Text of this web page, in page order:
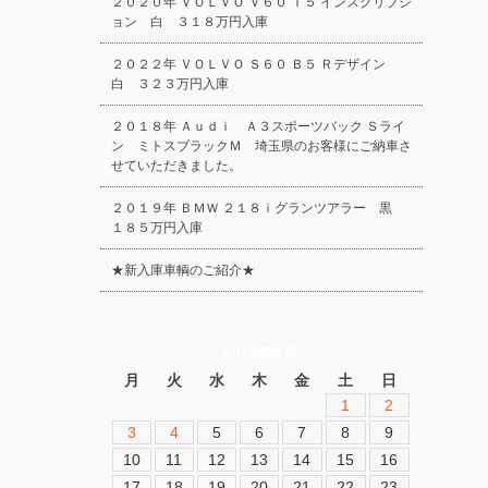
ョン 白 ３１８万円入庫
２０２２年 ＶＯＬＶＯ Ｓ６０ Ｂ５ Ｒデザイン
白 ３２３万円入庫
２０１８年 Ａｕｄｉ Ａ３スポーツバック Ｓライ
ン ミトスブラックＭ 埼玉県のお客様にご納車さ
せていただきました。
２０１９年 ＢＭＷ ２１８ｉグランツアラー 黒
１８５万円入庫
★新入庫車輌のご紹介★
月
火 水 木 金 土
日
1
2
3
4 5 6 7 8
9
10
11 12 13 14 15
16